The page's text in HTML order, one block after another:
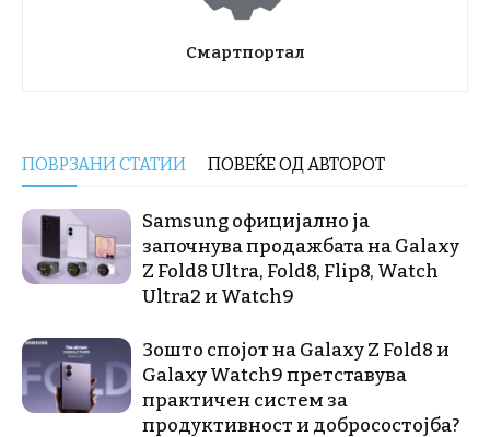
Смартпортал
ПОВРЗАНИ СТАТИИ ПОВЕЌЕ ОД АВТОРОТ
Samsung официјално ја
започнува продажбата на Galaxy
Z Fold8 Ultra, Fold8, Flip8, Watch
Ultra2 и Watch9
Зошто спојот на Galaxy Z Fold8 и
Galaxy Watch9 претставува
практичен систем за
продуктивност и добросостојба?